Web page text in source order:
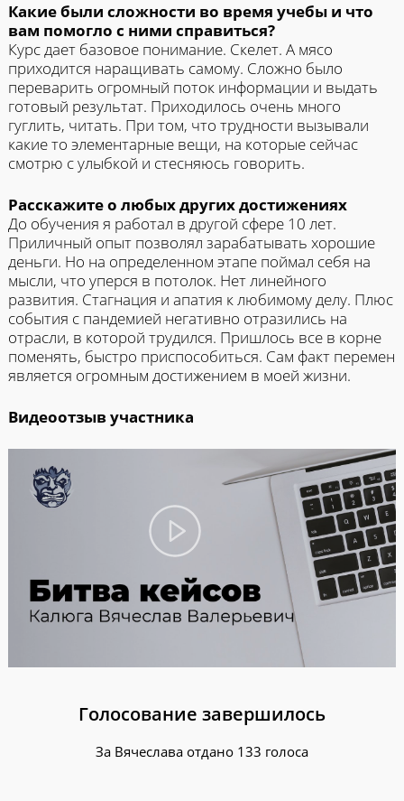
Какие были сложности во время учебы и что
вам помогло с ними справиться?
Курс дает базовое понимание. Скелет. А мясо
приходится наращивать самому. Сложно было
переварить огромный поток информации и выдать
готовый результат. Приходилось очень много
гуглить, читать. При том, что трудности вызывали
какие то элементарные вещи, на которые сейчас
смотрю с улыбкой и стесняюсь говорить.
Расскажите о любых других достижениях
До обучения я работал в другой сфере 10 лет.
Приличный опыт позволял зарабатывать хорошие
деньги. Но на определенном этапе поймал себя на
мысли, что уперся в потолок. Нет линейного
развития. Стагнация и апатия к любимому делу. Плюс
события с пандемией негативно отразились на
отрасли, в которой трудился. Пришлось все в корне
поменять, быстро приспособиться. Сам факт перемен
является огромным достижением в моей жизни.
Видеоотзыв участника
Голосование завершилось
За Вячеслава отдано 133 голоса